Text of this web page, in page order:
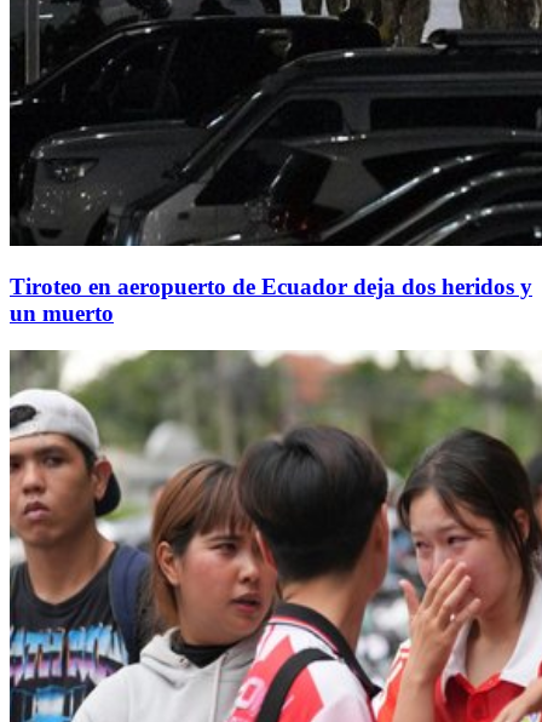
Tiroteo en aeropuerto de Ecuador deja dos heridos y
un muerto